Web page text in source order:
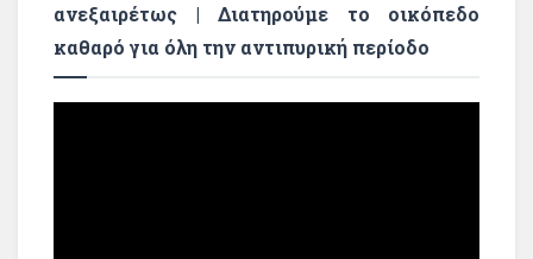
ανεξαιρέτως | Διατηρούμε το οικόπεδο
καθαρό για όλη την αντιπυρική περίοδο